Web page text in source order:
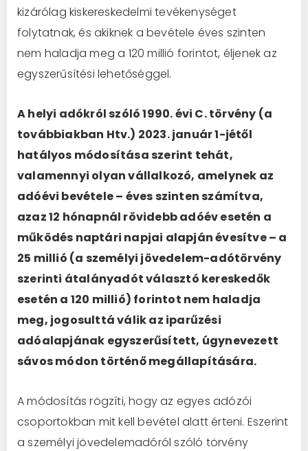
kizárólag kiskereskedelmi tevékenységet
folytatnak, és akiknek a bevétele éves szinten
nem haladja meg a 120 millió forintot, éljenek az
egyszerűsítési lehetőséggel.
A helyi adókról szóló 1990. évi C. törvény (a
továbbiakban Htv.) 2023. január 1-jétől
hatályos módosítása szerint tehát,
valamennyi olyan vállalkozó, amelynek az
adóévi bevétele – éves szinten számítva,
azaz 12 hónapnál rövidebb adóév esetén a
működés naptári napjai alapján évesítve – a
25 millió (a személyi jövedelem-adótörvény
szerinti átalányadót választó kereskedők
esetén a 120 millió) forintot nem haladja
meg, jogosulttá válik az iparűzési
adóalapjának egyszerűsített, úgynevezett
sávos módon történő megállapítására.
A módosítás rögzíti, hogy az egyes adózói
csoportokban mit kell bevétel alatt érteni. Eszerint
a személyi jövedelemadóról szóló törvény